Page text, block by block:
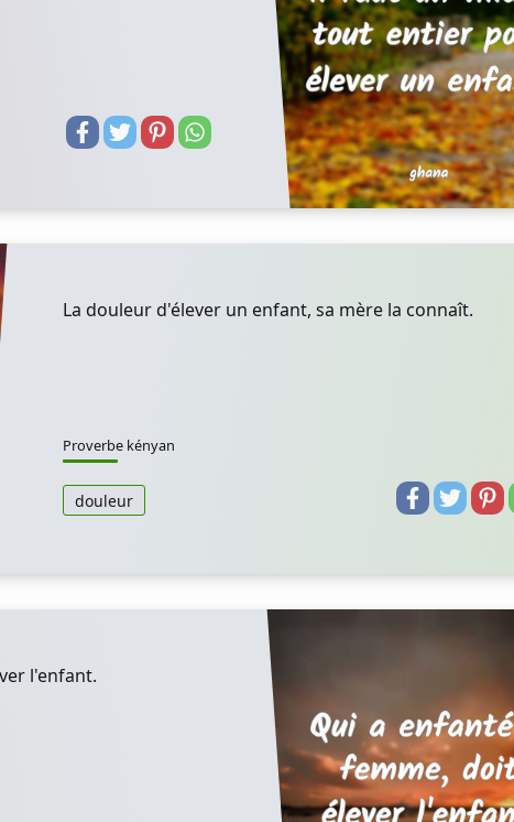
La douleur d'élever un enfant, sa mère la connaît.
Proverbe kényan
douleur
l'enfant.